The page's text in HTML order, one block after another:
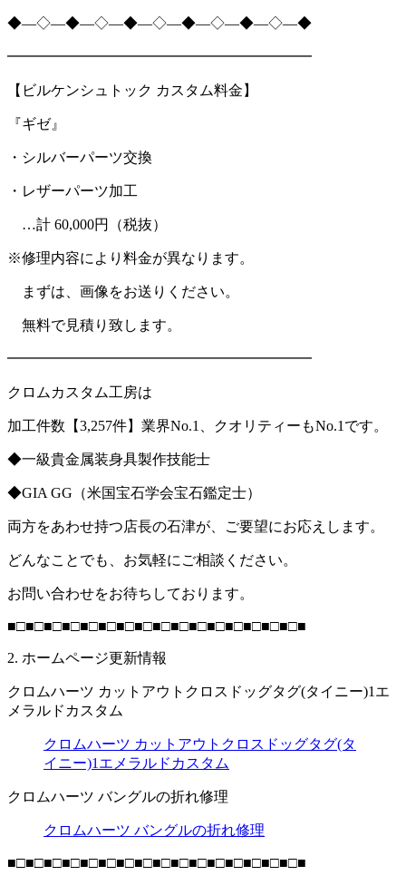
◆―◇―◆―◇―◆―◇―◆―◇―◆―◇―◆
━━━━━━━━━━━━━━━━━━━━━
【ビルケンシュトック カスタム料金】
『ギゼ』
・シルバーパーツ交換
・レザーパーツ加工
…計 60,000円（税抜）
※修理内容により料金が異なります。
まずは、画像をお送りください。
無料で見積り致します。
━━━━━━━━━━━━━━━━━━━━━
クロムカスタム工房は
加工件数【3,257件】業界No.1、クオリティーもNo.1です。
◆一級貴金属装身具製作技能士
◆GIA GG（米国宝石学会宝石鑑定士）
両方をあわせ持つ店長の石津が、ご要望にお応えします。
どんなことでも、お気軽にご相談ください。
お問い合わせをお待ちしております。
■□■□■□■□■□■□■□■□■□■□■□■□■□■□■□■□■
2. ホームページ更新情報
クロムハーツ カットアウトクロスドッグタグ(タイニー)1エ
メラルドカスタム
クロムハーツ カットアウトクロスドッグタグ(タ
イニー)1エメラルドカスタム
クロムハーツ バングルの折れ修理
クロムハーツ バングルの折れ修理
■□■□■□■□■□■□■□■□■□■□■□■□■□■□■□■□■